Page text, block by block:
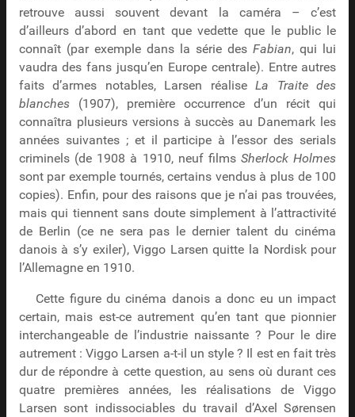
retrouve aussi souvent devant la caméra – c’est
d’ailleurs d’abord en tant que vedette que le public le
connaît (par exemple dans la série desFabian, qui lui
vaudra des fans jusqu’en Europe centrale). Entre autres
faits d’armes notables, Larsen réaliseLa Traite des
blanches(1907), première occurrence d’un récit qui
connaîtra plusieurs versions à succès au Danemark les
années suivantes ; et il participe à l’essor des serials
criminels (de 1908 à 1910, neuf filmsSherlock Holmes
sont par exemple tournés, certains vendus à plus de 100
copies). Enfin, pour des raisons que je n’ai pas trouvées,
mais qui tiennent sans doute simplement à l’attractivité
de Berlin (ce ne sera pas le dernier talent du cinéma
danois à s’y exiler), Viggo Larsen quitte la Nordisk pour
l’Allemagne en 1910.
Cette figure du cinéma danois a donc eu un impact
certain, mais est-ce autrement qu’en tant que pionnier
interchangeable de l’industrie naissante ? Pour le dire
autrement : Viggo Larsen a-t-il un style ? Il est en fait très
dur de répondre à cette question, au sens où durant ces
quatre premières années, les réalisations de Viggo
Larsen sont indissociables du travail d’Axel Sørensen